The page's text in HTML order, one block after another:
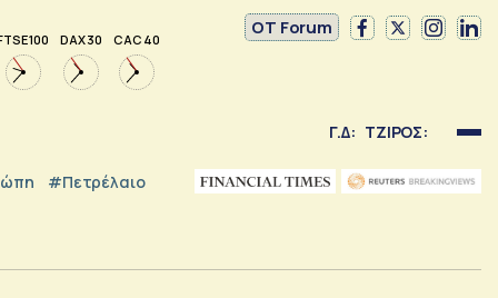
100 DAX 30 CAC 40
OT Forum
Γ.Δ: ΤΖΙΡΟΣ:
#Πετρέλαιο